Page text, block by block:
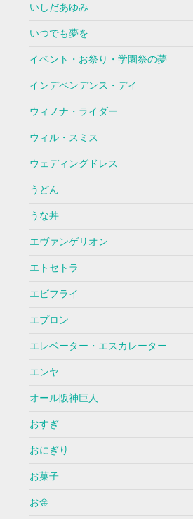
いしだあゆみ
いつでも夢を
イベント・お祭り・学園祭の夢
インデペンデンス・デイ
ウィノナ・ライダー
ウィル・スミス
ウェディングドレス
うどん
うな丼
エヴァンゲリオン
エトセトラ
エビフライ
エプロン
エレベーター・エスカレーター
エンヤ
オール阪神巨人
おすぎ
おにぎり
お菓子
お金